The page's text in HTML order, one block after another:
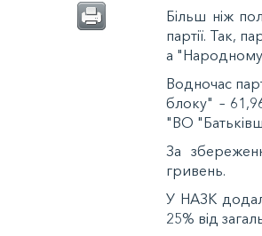
Більш ніж
партії. Так,
а "Народному
Водночас
блоку" –
"ВО
За
гривень.
У НАЗК
25% від